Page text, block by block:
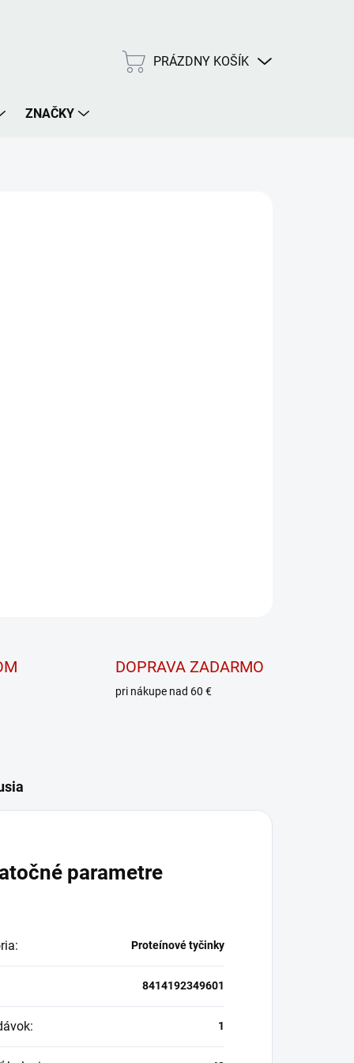
NÁKUPNÝ
PRÁZDNY KOŠÍK
ZNAČKY
DOPRAVA ZADARMO
pri nákupe nad 60 €
parametre
: Proteínové tyčinky
8414192349601
: 1